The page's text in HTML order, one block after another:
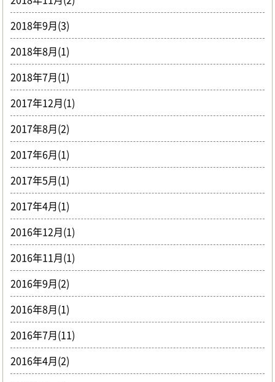
2018年9月(3)
2018年8月(1)
2018年7月(1)
2017年12月(1)
2017年8月(2)
2017年6月(1)
2017年5月(1)
2017年4月(1)
2016年12月(1)
2016年11月(1)
2016年9月(2)
2016年8月(1)
2016年7月(11)
2016年4月(2)